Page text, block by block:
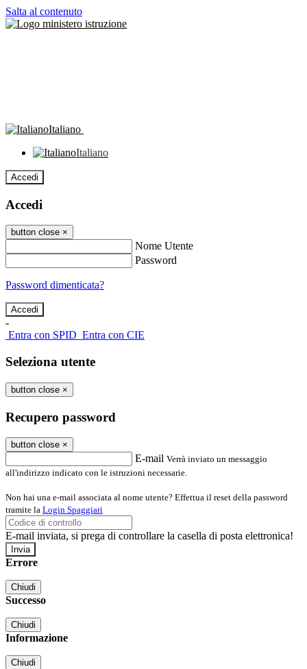
Salta al contenuto
Italiano
Italiano
Accedi
Accedi
button close ×
Nome Utente
Password
Password dimenticata?
-
Entra con SPID Entra con CIE
Seleziona utente
button close ×
Recupero password
button close ×
E-mail Verrà inviato un messaggio
all'indirizzo indicato con le istruzioni necessarie.
Non hai una e-mail associata al nome utente? Effettua il reset della password
tramite la Login Spaggiari
E-mail inviata, si prega di controllare la casella di posta elettronica!
Errore
Chiudi
Successo
Chiudi
Informazione
Chiudi